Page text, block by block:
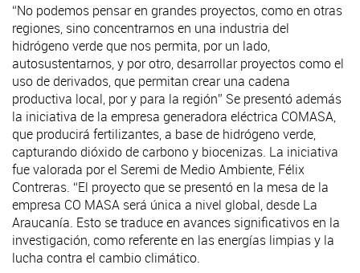
“No podemos pensar en grandes proyectos, como en otras
regiones, sino concentrarnos en una industria del
hidrógeno verde que nos permita, por un lado,
autosustentarnos, y por otro, desarrollar proyectos como el
uso de derivados, que permitan crear una cadena
productiva local, por y para la región” Se presentó además
la iniciativa de la empresa generadora eléctrica COMASA,
que producirá fertilizantes, a base de hidrógeno verde,
capturando dióxido de carbono y biocenizas. La iniciativa
fue valorada por el Seremi de Medio Ambiente, Félix
Contreras. “El proyecto que se presentó en la mesa de la
empresa CO MASA será única a nivel global, desde La
Araucanía. Esto se traduce en avances significativos en la
investigación, como referente en las energías limpias y la
lucha contra el cambio climático.